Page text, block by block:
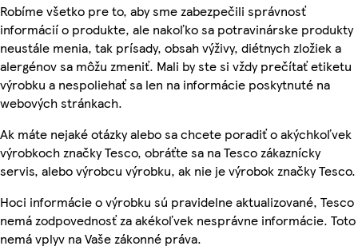
Robíme všetko pre to, aby sme zabezpečili správnosť
informácií o produkte, ale nakoľko sa potravinárske produkty
neustále menia, tak prísady, obsah výživy, diétnych zložiek a
alergénov sa môžu zmeniť. Mali by ste si vždy prečítať etiketu
výrobku a nespoliehať sa len na informácie poskytnuté na
webových stránkach.
Ak máte nejaké otázky alebo sa chcete poradiť o akýchkoľvek
výrobkoch značky Tesco, obráťte sa na Tesco zákaznícky
servis, alebo výrobcu výrobku, ak nie je výrobok značky Tesco.
Hoci informácie o výrobku sú pravidelne aktualizované, Tesco
nemá zodpovednosť za akékoľvek nesprávne informácie. Toto
nemá vplyv na Vaše zákonné práva.